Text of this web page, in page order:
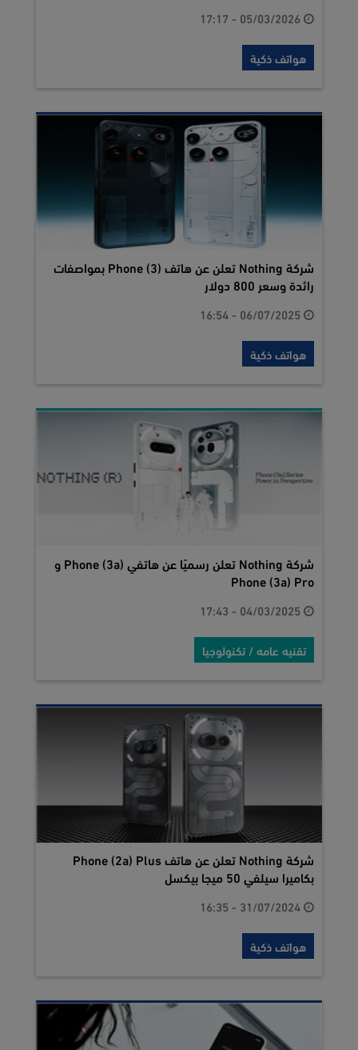
هواتف ذكية
شركة Nothing تعلن عن هاتف Phone (3) بمواصفات
رائدة وسعر 800 دولار
هواتف ذكية
شركة Nothing تعلن رسميًا عن هاتفي Phone (3a) و
Phone (3a) Pro
تقنيه عامه / تكنولوجيا
شركة Nothing تعلن عن هاتف Phone (2a) Plus
بكاميرا سيلفي 50 ميجا بيكسل
هواتف ذكية